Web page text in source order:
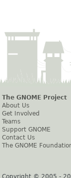
The GNOME Project
About Us
Get Involved
Teams
Support GNOME
Contact Us
The GNOME
Copyright © 2005 -